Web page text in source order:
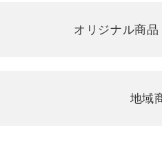
オリジナル商
地域